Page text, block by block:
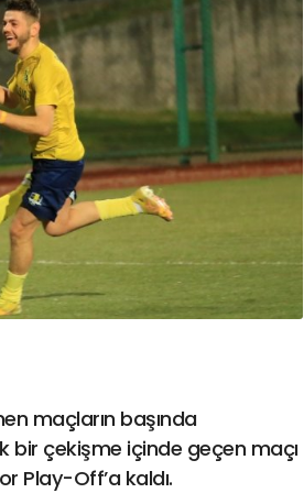
#
spor41
# kocaelispor
maçların başında
bir çekişme içinde geçen maçı
Play-Off’a kaldı.